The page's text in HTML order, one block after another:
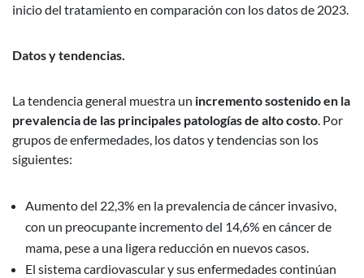
inicio del tratamiento en comparación con los datos de 2023.
Datos y tendencias.
La tendencia general muestra un incremento sostenido en la
prevalencia de las principales patologías de alto costo. Por
grupos de enfermedades, los datos y tendencias son los
siguientes:
Aumento del 22,3% en la prevalencia de cáncer invasivo,
con un preocupante incremento del 14,6% en cáncer de
mama, pese a una ligera reducción en nuevos casos.
El sistema cardiovascular y sus enfermedades continúan